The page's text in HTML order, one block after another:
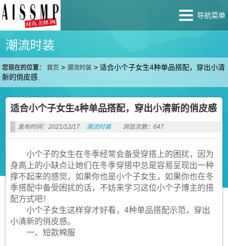
导航菜单
潮流时装
您现在的位置： 首页 >潮流时装 >适合小个子女生4种单品搭配，穿出小清
新的俏皮感
适合小个子女生4种单品搭配，穿出小清新的俏皮感
发布时间：2021/12/17 潮流时装 浏览次数：647
小个子的女生在冬季经常会备受穿搭上的困扰，因为
身高上的小缺点让她们在冬季穿搭中总是容易呈现出一种
撑不起来的感觉，如果你也是小个子女生，如果你也在冬
季搭配中备受困扰的话，不妨来学习这位小个子博主的搭
配方式吧！
小个子女生这样穿才好看，4种单品搭配示范，穿出
小清新的俏皮感。
一、短款棉服